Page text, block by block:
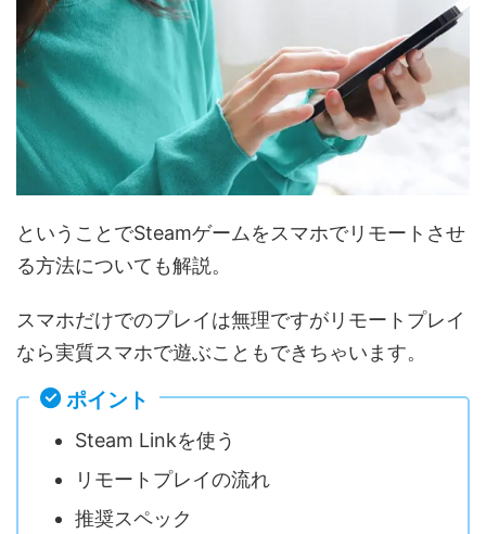
ということでSteamゲームをスマホでリモートさせ
る方法についても解説。
スマホだけでのプレイは無理ですがリモートプレイ
なら実質スマホで遊ぶこともできちゃいます。
ポイント
Steam Linkを使う
リモートプレイの流れ
推奨スペック